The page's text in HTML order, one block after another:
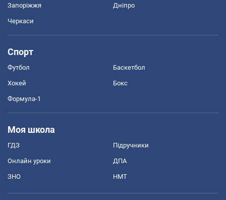
Запоріжжя Дніпро
Черкаси
Спорт
Футбол Баскетбол
Хокей Бокс
Формула-1
Моя школа
ГДЗ Підручники
Онлайн уроки ДПА
ЗНО НМТ